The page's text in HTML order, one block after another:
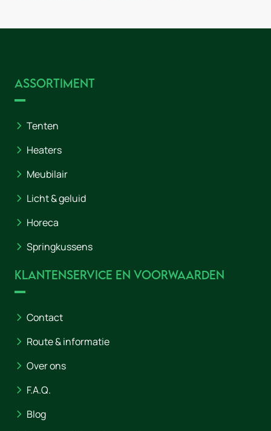
Assortiment
Tenten
Heaters
Meubilair
Licht & geluid
Horeca
Springkussens
Klantenservice en voorwaarden
Contact
Route & informatie
Over ons
F.A.Q.
Blog